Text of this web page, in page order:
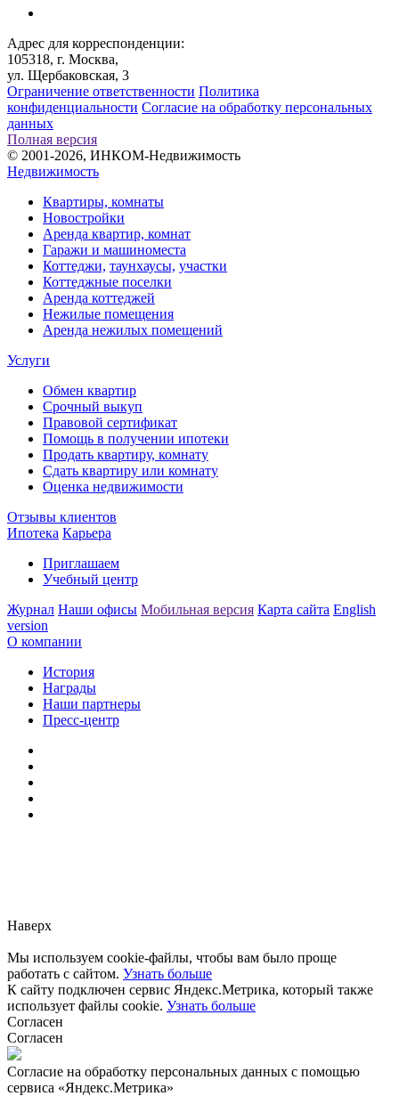
Адрес для корреспонденции:
105318, г. Москва,
ул. Щербаковская, 3
Ограничение ответственности Политика
конфиденциальности Согласие на обработку персональных
данных
Полная версия
© 2001-2026, ИНКОМ-Недвижимость
Недвижимость
Квартиры, комнаты
Новостройки
Аренда квартир, комнат
Гаражи и машиноместа
Коттеджи, таунхаусы, участки
Коттеджные поселки
Аренда коттеджей
Нежилые помещения
Аренда нежилых помещений
Услуги
Обмен квартир
Срочный выкуп
Правовой сертификат
Помощь в получении ипотеки
Продать квартиру, комнату
Сдать квартиру или комнату
Оценка недвижимости
Отзывы клиентов
Ипотека Карьера
Приглашаем
Учебный центр
Журнал Наши офисы Мобильная версия Карта сайта English
version
О компании
История
Награды
Наши партнеры
Пресс-центр
Наверх
Мы используем cookie-файлы, чтобы вам было проще
работать с сайтом. Узнать больше
К сайту подключен сервис Яндекс.Метрика, который также
использует файлы cookie. Узнать больше
Согласен
Согласен
Согласие на обработку персональных данных с помощью
сервиса «Яндекс.Метрика»